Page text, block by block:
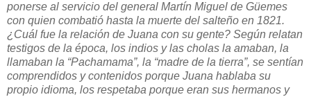
ponerse al servicio del general Martín Miguel de Güemes
con quien combatió hasta la muerte del salteño en 1821.
¿Cuál fue la relación de Juana con su gente? Según relatan
testigos de la época, los indios y las cholas la amaban, la
llamaban la “Pachamama”, la “madre de la tierra”, se sentían
comprendidos y contenidos porque Juana hablaba su
propio idioma, los respetaba porque eran sus hermanos y